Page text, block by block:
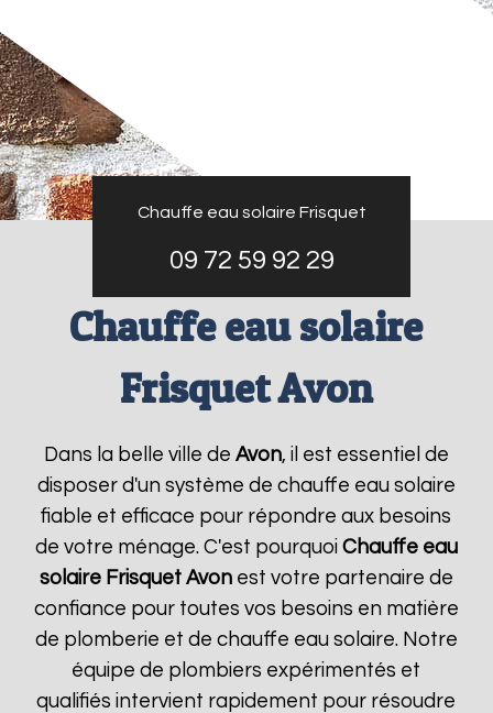
Chauffe eau solaire Frisquet
09 72 59 92 29
Chauffe eau solaire
Frisquet Avon
Dans la belle ville de Avon, il est essentiel de
disposer d'un système de chauffe eau solaire
fiable et efficace pour répondre aux besoins
de votre ménage. C'est pourquoi Chauffe eau
solaire Frisquet Avonest votre partenaire de
confiance pour toutes vos besoins en matière
de plomberie et de chauffe eau solaire. Notre
équipe de plombiers expérimentés et
qualifiés intervient rapidement pour résoudre